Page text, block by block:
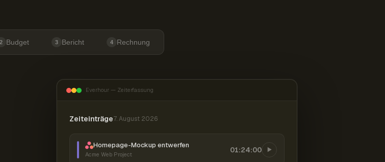
2 Budget 3 Bericht 4 Rechnung
Everhour — Zeiterfassung
Zeiteinträge7. August 2026
Homepage-Mockup entwerfen
Acme Web Project
01:24:00